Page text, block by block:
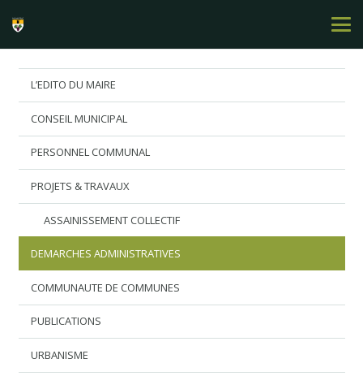
L’EDITO DU MAIRE
CONSEIL MUNICIPAL
PERSONNEL COMMUNAL
PROJETS & TRAVAUX
ASSAINISSEMENT COLLECTIF
DEMARCHES ADMINISTRATIVES
COMMUNAUTE DE COMMUNES
PUBLICATIONS
URBANISME